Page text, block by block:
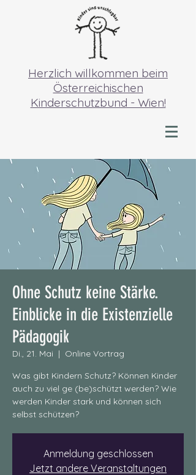
Herzlich willkommen beim
Österreichischen
Kinderschutzbund - Wien!
Ohne Schutz keine Stärke.
Einblicke in die Existenzielle
Pädagogik
Di., 21. Mai
  |
Online Vortrag
Was gibt Kindern Schutz? Können Kinder
auch zu viel ge (be)schützt werden? Wie
werden Kinder stark und können sich
selbst schützen?
Anmeldung geschlossen
Jetzt andere Veranstaltungen